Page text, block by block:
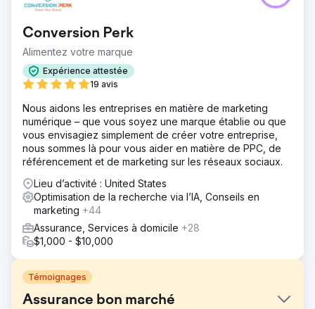
Conversion Perk
Alimentez votre marque
Expérience attestée
19 avis
Nous aidons les entreprises en matière de marketing
numérique – que vous soyez une marque établie ou que
vous envisagiez simplement de créer votre entreprise,
nous sommes là pour vous aider en matière de PPC, de
référencement et de marketing sur les réseaux sociaux.
Lieu d’activité : United States
Optimisation de la recherche via l’IA, Conseils en
marketing +44
Assurance, Services à domicile +28
$1,000 - $10,000
Témoignages
Assurance bon marché